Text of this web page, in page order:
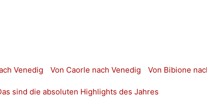
Venedig Von Caorle nach Venedig Von Bibione
sind die absoluten Highlights des Jahres